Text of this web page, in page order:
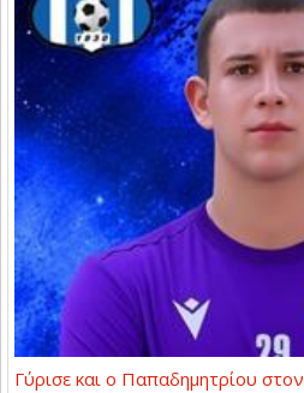
Γύρισε και ο Παπαδημητρίου